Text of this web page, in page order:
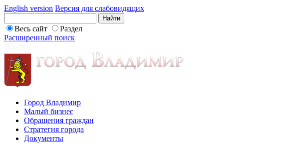
English version Версия для слабовидящих
Весь сайт
Раздел
Расширенный поиск
Город Владимир
Малый бизнес
Обращения граждан
Стратегия города
Документы